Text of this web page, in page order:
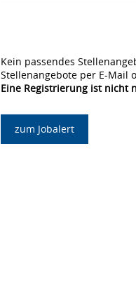
Kein passendes
Stellenangebote per E-Mail
Eine Registrierung ist nicht
zum Jobalert